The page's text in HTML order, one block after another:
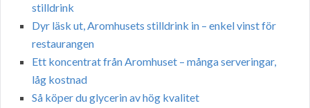
stilldrink
Dyr läsk ut, Aromhusets stilldrink in – enkel vinst för
restaurangen
Ett koncentrat från Aromhuset – många serveringar,
låg kostnad
Så köper du glycerin av hög kvalitet